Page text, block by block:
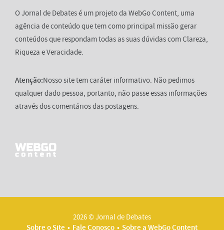
O Jornal de Debates é um projeto da WebGo Content, uma
agência de conteúdo que tem como principal missão gerar
conteúdos que respondam todas as suas dúvidas com Clareza,
Riqueza e Veracidade.
Atenção:Nosso site tem caráter informativo. Não pedimos
qualquer dado pessoa, portanto, não passe essas informações
através dos comentários das postagens.
2026 © Jornal de Debates
Sobre o Site
Fale Conosco Sobre a WebGo Content